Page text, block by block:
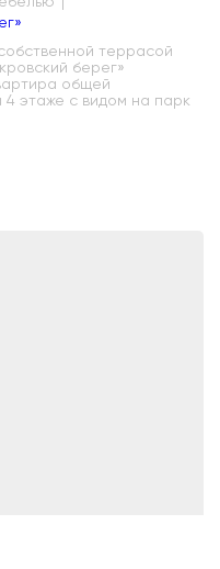
террасой
берег»
общей
этаже с видом на парк